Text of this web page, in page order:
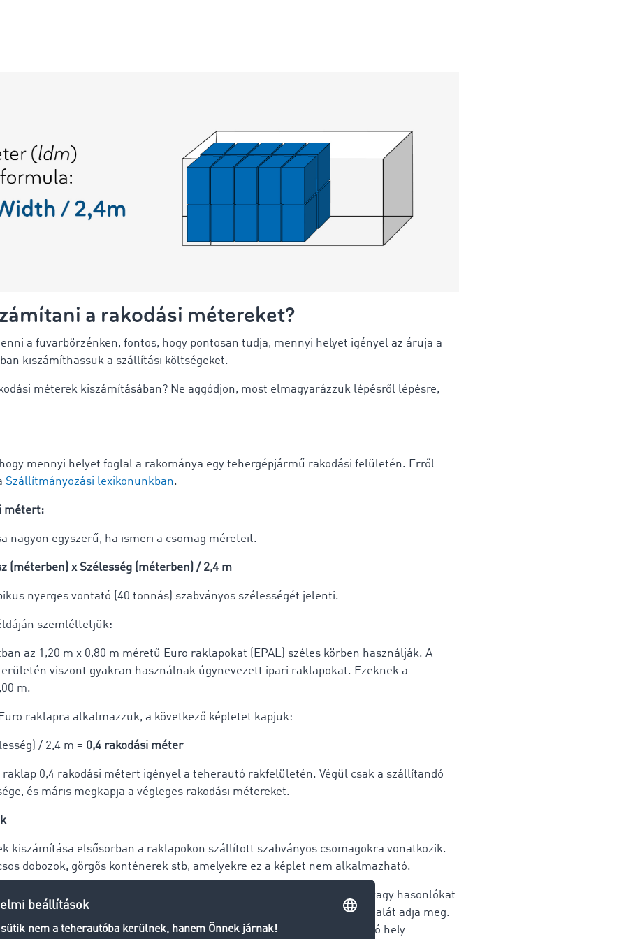
a rakodási métereket?
a fuvarbörzénken, fontos, hogy pontosan tudja, mennyi helyet igényel az áruja a
kiszámíthassuk a szállítási költségeket.
méterek kiszámításában? Ne aggódjon, most elmagyarázzuk lépésről lépésre,
mennyi helyet foglal a rakománya egy tehergépjármű rakodási felületén. Erről
Szállítmányozási lexikonunkban.
métert:
nagyon egyszerű, ha ismeri a csomag méreteit.
(méterben) x Szélesség (méterben) / 2,4 m
nyerges vontató (40 tonnás) szabványos szélességét jelenti.
szemléltetjük:
az 1,20 m x 0,80 m méretű Euro raklapokat (EPAL) széles körben használják. A
viszont gyakran használnak úgynevezett ipari raklapokat. Ezeknek a
m.
raklapra alkalmazzuk, a következő képletet kapjuk:
/ 2,4 m = 0,4 rakodási méter
raklap 0,4 rakodási métert igényel a teherautó rakfelületén. Végül csak a szállítandó
és máris megkapja a végleges rakodási métereket.
kiszámítása elsősorban a raklapokon szállított szabványos csomagokra vonatkozik.
dobozok, görgős konténerek stb, amelyekre ez a képlet nem alkalmazható.
nem szabványosított árukat, például gépeket, csöveket, alkatrészeket vagy hasonlókat
Ilyen esetekben azt javasoljuk, hogy az áru leghosszabb oldalát adja meg.
és gondoskodik róla, hogy a tehergépjárműben rendelkezésre álló hely